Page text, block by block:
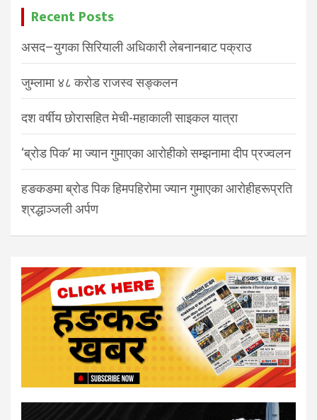
Recent Posts
असद–युगका सिरियाली अधिकारी लेबनानबाट पक्राउ
जुम्लामा ४८ करोड राजस्व सङ्कलन
दश वर्षीय छोरासहित मेची-महाकाली साइकल यात्रा
‘ब्रोड पिक’ मा ज्यान गुमाएका आरोहीको सम्झनामा दीप प्रज्वलन
हङकङमा ब्रोड पिक हिमपहिरोमा ज्यान गुमाएका आरोहीहरूप्रति
श्रद्धाञ्जली अर्पण